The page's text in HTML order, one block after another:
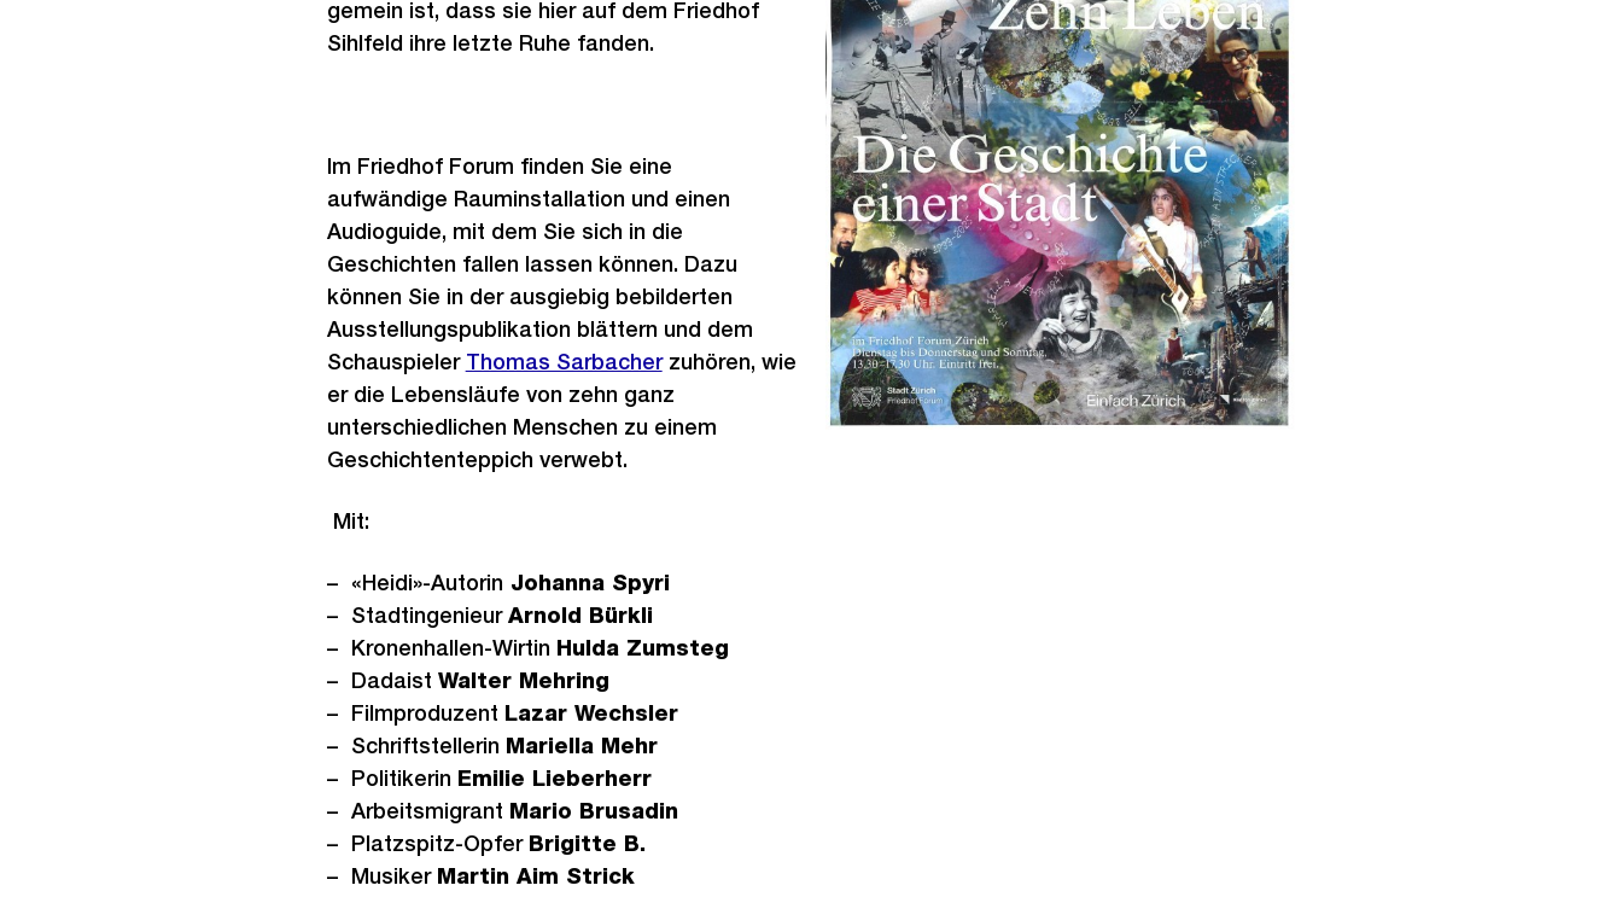
gemein ist, dass sie hier auf dem Friedhof
Sihlfeld ihre letzte Ruhe fanden.
Im Friedhof Forum finden Sie eine
aufwändige Rauminstallation und einen
Audioguide, mit dem Sie sich in die
Geschichten fallen lassen können. Dazu
können Sie in der ausgiebig bebilderten
Ausstellungspublikation blättern und dem
Schauspieler Thomas Sarbacherzuhören, wie
er die Lebensläufe von zehn ganz
unterschiedlichen Menschen zu einem
Geschichtenteppich verwebt.
Mit:
«Heidi»-Autorin Johanna Spyri
StadtingenieurArnold Bürkli
Kronenhallen-Wirtin Hulda Zumsteg
Dadaist Walter Mehring
Filmproduzent Lazar Wechsler
Schriftstellerin Mariella Mehr
Politikerin Emilie Lieberherr
Arbeitsmigrant Mario Brusadin
Platzspitz-Opfer Brigitte B.
Musiker Martin Aim Strick